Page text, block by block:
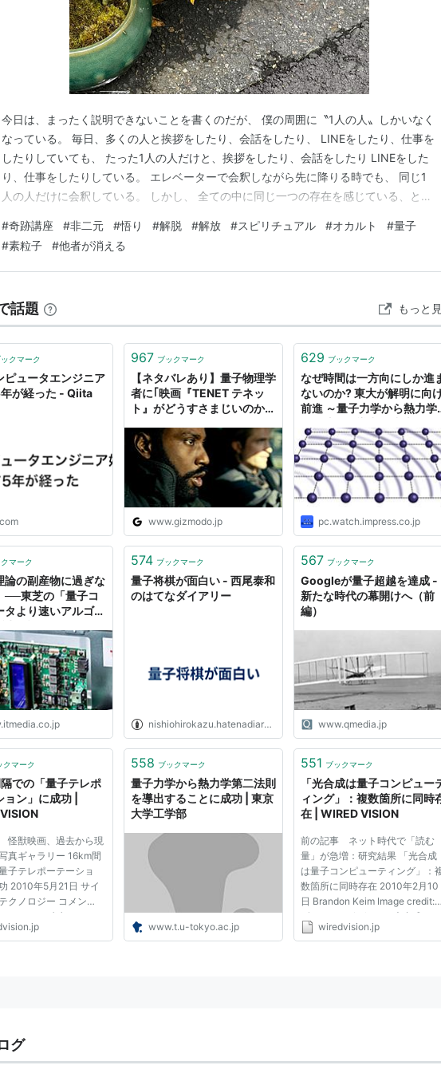
今日は、まったく説明できないことを書くのだが、 僕の周囲に〝1人の人〟しかいなく
なっている。 毎日、多くの人と挨拶をしたり、会話をしたり、 LINEをしたり、仕事を
したりしていても、 たった1人の人だけと、挨拶をしたり、会話をしたり LINEをした
り、仕事をしたりしている。 エレベーターで会釈しながら先に降りる時でも、 同じ1
人の人だけに会釈している。 しかし、 全ての中に同じ一つの存在を感じている、と
芝居だった、とか 世界には自分しかいない、とか、 そういうのではない。 本当に〝１
人〟だけがやってる。 世界に〝１…
#奇跡講座 #非二元 #悟り #解脱 #解放 #スピリチュアル #オカルト #量子
#素粒子 #他者が消える
話題 もっと
ックマーク
ピュータエンジニア
が経った - Qiita
967 ブックマーク
【ネタバレあり】量子物理学
者に｢映画『TENET テネッ
ト』がどうすさまじいのか｣
www.gizmodo.jp
629 ブックマーク
なぜ時間は一方向にしか進
ないのか? 東大が解明に向
前進 ～量子力学から熱力学
pc.watch.impress.co.jp
マーク
論の副産物に過ぎな
──東芝の「量子コ
タより速いアルゴリ
574 ブックマーク
量子将棋が面白い - 西尾泰和
のはてなダイアリー
nishiohirokazu.hatenadiary.org
567 ブックマーク
Googleが量子超越を達成 -
新たな時代の幕開けへ（前
編）
www.qmedia.jp
クマーク
での「量子テレポ
ョン」に成功 |
怪獣映画、過去から現
真ギャラリー 16km間
子テレポーテーショ
2010年5月21日 サイ
クノロジー コメン
ックバック (0) フィード
・テクノロジー
558 ブックマーク
量子力学から熱力学第二法則
を導出することに成功 | 東京
大学工学部
www.t.u-tokyo.ac.jp
551 ブックマーク
「光合成は量子コンピュー
ィング」：複数箇所に同時
在 | WIRED VISION
前の記事 ネット時代で「読む
量」が急増：研究結果 「光合成
は量子コンピューティング」：
数箇所に同時存在 2010年2月10
日 Brandon Keim Image credit:
Bùi Linh Ngân/Flickr 光合成は、
植物や細菌が用いる光エネルギー
wiredvision.jp
グ